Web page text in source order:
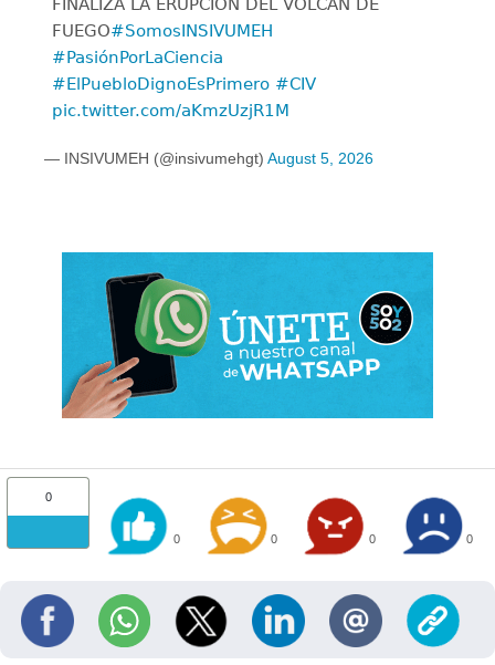
FINALIZA LA ERUPCIÓN DEL VOLCÁN DE
FUEGO#SomosINSIVUMEH
#PasiónPorLaCiencia
#ElPuebloDignoEsPrimero #CIV
pic.twitter.com/aKmzUzjR1M
— INSIVUMEH (@insivumehgt) August 5, 2026
0
0 0 0 0